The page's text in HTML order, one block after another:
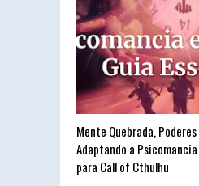
Mente Quebrada,
Adaptando a
para Call of Cthulhu